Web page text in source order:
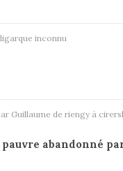
inconnu
Guillaume de riengy à
abandonné